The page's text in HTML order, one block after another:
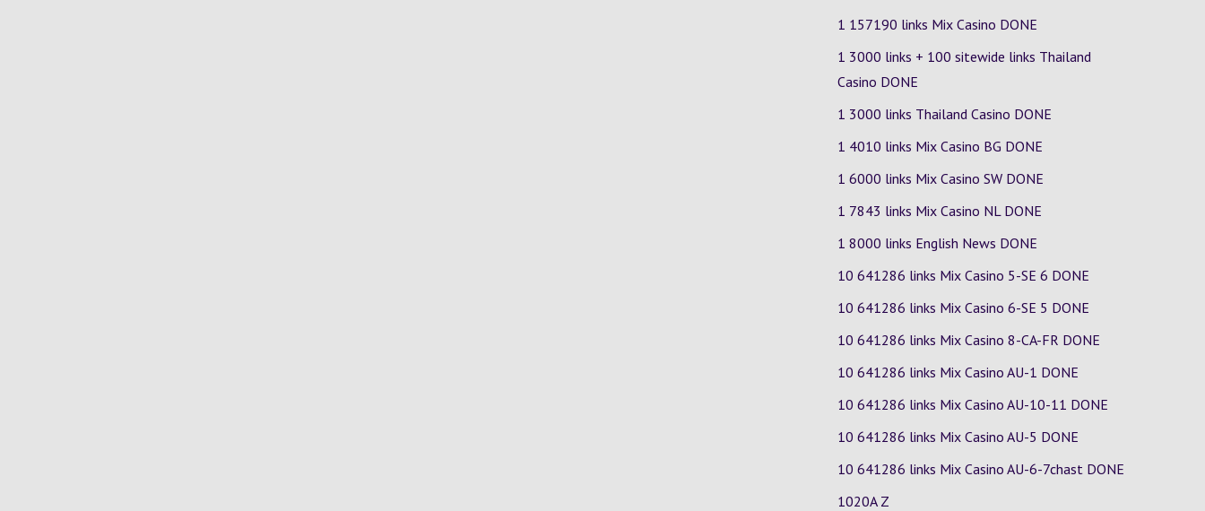
1 157190 links Mix Casino DONE
1 3000 links + 100 sitewide links Thailand
Casino DONE
1 3000 links Thailand Casino DONE
1 4010 links Mix Casino BG DONE
1 6000 links Mix Casino SW DONE
1 7843 links Mix Casino NL DONE
1 8000 links English News DONE
10 641286 links Mix Casino 5-SE 6 DONE
10 641286 links Mix Casino 6-SE 5 DONE
10 641286 links Mix Casino 8-CA-FR DONE
10 641286 links Mix Casino AU-1 DONE
10 641286 links Mix Casino AU-10-11 DONE
10 641286 links Mix Casino AU-5 DONE
10 641286 links Mix Casino AU-6-7chast DONE
1020A Z